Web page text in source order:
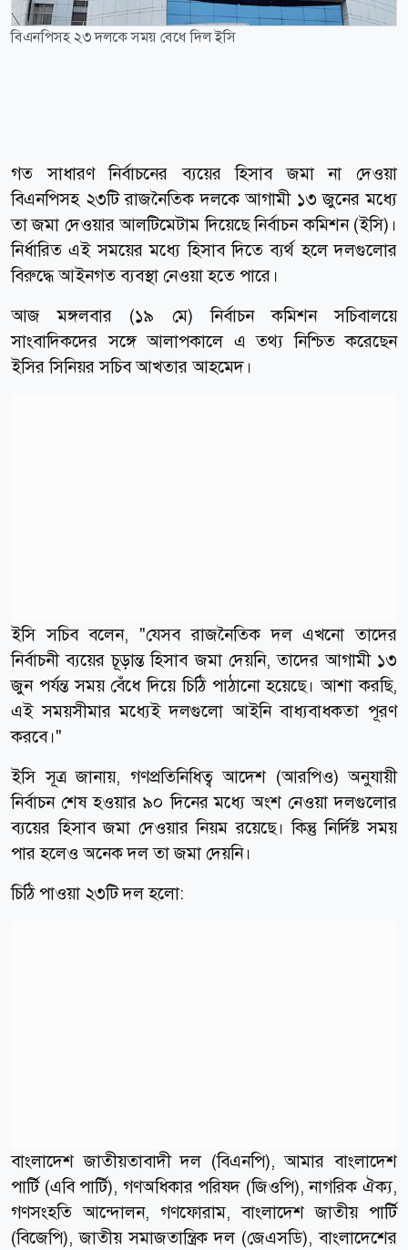
বিএনপিসহ ২৩ দলকে সময় বেধে দিল ইসি
গত সাধারণ নির্বাচনের ব্যয়ের হিসাব জমা না দেওয়া
বিএনপিসহ ২৩টি রাজনৈতিক দলকে আগামী ১৩ জুনের মধ্যে
তা জমা দেওয়ার আলটিমেটাম দিয়েছে নির্বাচন কমিশন (ইসি)।
নির্ধারিত এই সময়ের মধ্যে হিসাব দিতে ব্যর্থ হলে দলগুলোর
বিরুদ্ধে আইনগত ব্যবস্থা নেওয়া হতে পারে।
আজ মঙ্গলবার (১৯ মে) নির্বাচন কমিশন সচিবালয়ে
সাংবাদিকদের সঙ্গে আলাপকালে এ তথ্য নিশ্চিত করেছেন
ইসির সিনিয়র সচিব আখতার আহমেদ।
ইসি সচিব বলেন, "যেসব রাজনৈতিক দল এখনো তাদের
নির্বাচনী ব্যয়ের চূড়ান্ত হিসাব জমা দেয়নি, তাদের আগামী ১৩
জুন পর্যন্ত সময় বেঁধে দিয়ে চিঠি পাঠানো হয়েছে। আশা করছি,
এই সময়সীমার মধ্যেই দলগুলো আইনি বাধ্যবাধকতা পূরণ
করবে।"
ইসি সূত্র জানায়, গণপ্রতিনিধিত্ব আদেশ (আরপিও) অনুযায়ী
নির্বাচন শেষ হওয়ার ৯০ দিনের মধ্যে অংশ নেওয়া দলগুলোর
ব্যয়ের হিসাব জমা দেওয়ার নিয়ম রয়েছে। কিন্তু নির্দিষ্ট সময়
পার হলেও অনেক দল তা জমা দেয়নি।
চিঠি পাওয়া ২৩টি দল হলো:
বাংলাদেশ জাতীয়তাবাদী দল (বিএনপি), আমার বাংলাদেশ
পার্টি (এবি পার্টি), গণঅধিকার পরিষদ (জিওপি), নাগরিক ঐক্য,
গণসংহতি আন্দোলন, গণফোরাম, বাংলাদেশ জাতীয় পার্টি
(বিজেপি), জাতীয় সমাজতান্ত্রিক দল (জেএসডি), বাংলাদেশের